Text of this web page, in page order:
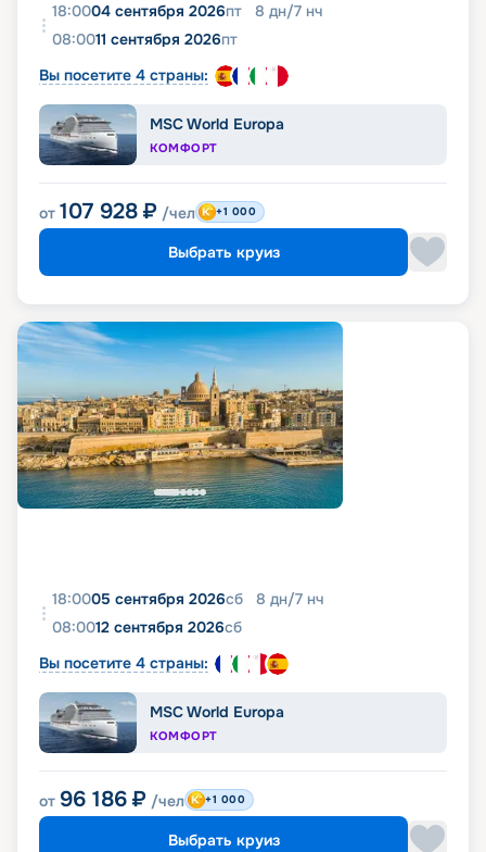
18:0004 сентября 2026пт 8 дн/7 нч
08:0011 сентября 2026пт
Вы посетите 4 страны:
MSC World Europa
КОМФОРТ
от 107 928 ₽ /чел +1 000
Выбрать круиз
18:0005 сентября 2026сб 8 дн/7 нч
08:0012 сентября 2026сб
Вы посетите 4 страны:
MSC World Europa
КОМФОРТ
от 96 186 ₽ /чел +1 000
Выбрать круиз